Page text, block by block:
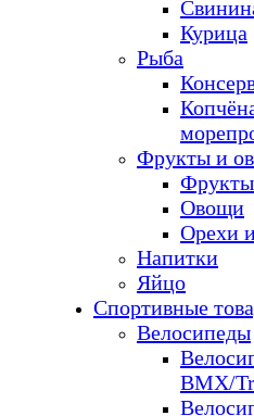
Курица
Рыба
Фрукты и
Фрукты
Овощи
Орехи
Напитки
Яйцо
Спортивные
Велосипеды
BMX/